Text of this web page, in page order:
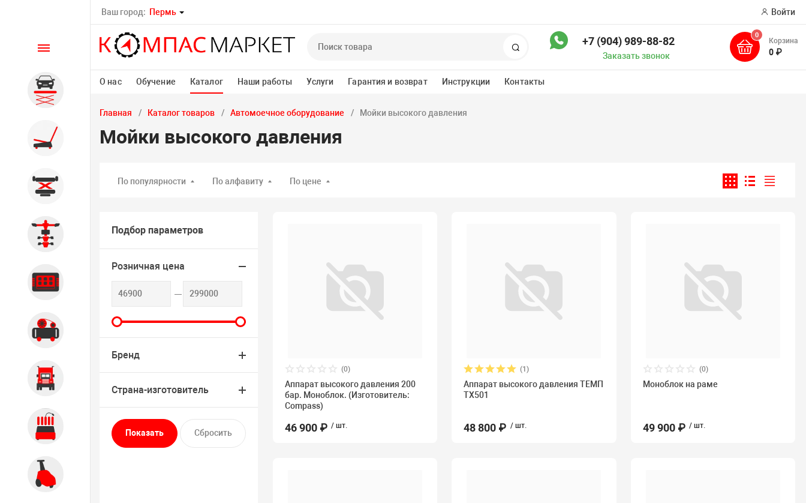
Ваш город: Пермь Войти
Поиск +7 (904) 989-88-82
Заказать звонок
0
Корзина
0 ₽
О нас Обучение Каталог Наши работы Услуги Гарантия и возврат Инструкции Контакты
Каталог
Автомобильные подъемники
Шиномонтажное
оборудование
Общегаражное
Стенды сход-развал
Диагностика
Компрессорное оборудование
Обслуживание систем и
агрегатов
Главная Каталог товаров Автомоечное оборудование Мойки высокого давления
Мойки высокого давления
По популярности По алфавиту По цене
Подбор параметров
Розничная цена
Бренд
Страна-изготовитель
(0)
Аппарат высокого давления 200
бар. Моноблок. (Изготовитель:
Compass)
46 900 ₽ / шт.
(1)
Аппарат высокого давления ТЕМП
ТХ501
48 800 ₽ / шт.
(0)
Моноблок на раме
49 900 ₽ / шт.